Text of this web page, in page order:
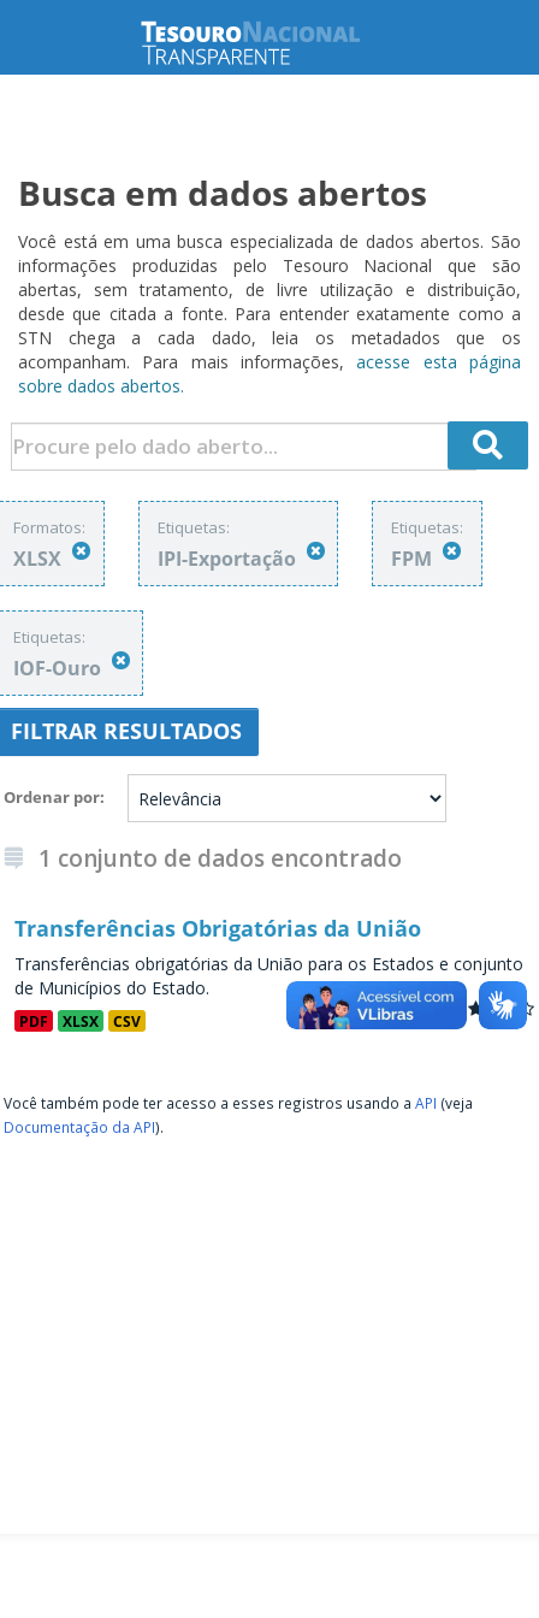
Busca em dados abertos
Você está em uma busca especializada de dados abertos. São
informações produzidas pelo Tesouro Nacional que são
abertas, sem tratamento, de livre utilização e distribuição,
desde que citada a fonte. Para entender exatamente como a
STN chega a cada dado, leia os metadados que os
acompanham. Para mais informações,acesse esta página
sobre dados abertos.
Formatos:
XLSX
Etiquetas:
IPI-Exportação
Etiquetas:
FPM
Etiquetas:
IOF-Ouro
FILTRAR RESULTADOS
Ordenar por
1 conjunto de dados encontrado
Transferências Obrigatórias da União
Transferências obrigatórias da União para os Estados e conjunto
de Municípios do Estado.
PDF XLSX CSV
Você também pode ter acesso a esses registros usando a API (veja
Documentação da API).